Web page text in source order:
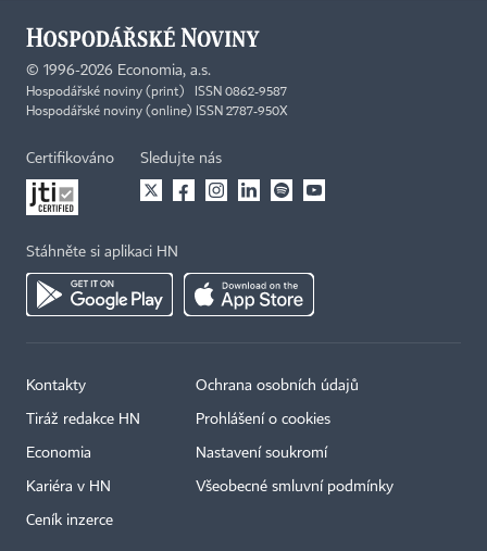
© 1996-2026 Economia, a.s.
Hospodářské noviny (print) ISSN 0862-9587
Hospodářské noviny (online) ISSN 2787-950X
Certifikováno Sledujte nás
Stáhněte si aplikaci HN
Kontakty
Tiráž redakce HN
Economia
Kariéra v HN
Ceník inzerce
Ochrana osobních údajů
Prohlášení o cookies
Nastavení soukromí
Všeobecné smluvní podmínky